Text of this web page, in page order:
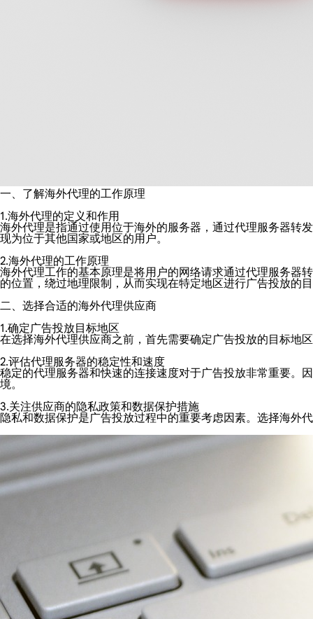
一、了解海外代理的工作原理
1.海外代理的定义和作用
海外代理是指通过使用位于海外的服务器，通过代理服务器转
现为位于其他国家或地区的用户。
2.海外代理的工作原理
海外代理工作的基本原理是将用户的网络请求通过代理服务器
的位置，绕过地理限制，从而实现在特定地区进行广告投放的
二、选择合适的海外代理供应商
1.确定广告投放目标地区
在选择海外代理供应商之前，首先需要确定广告投放的目标地
2.评估代理服务器的稳定性和速度
稳定的代理服务器和快速的连接速度对于广告投放非常重要。
境。
3.关注供应商的隐私政策和数据保护措施
隐私和数据保护是广告投放过程中的重要考虑因素。选择海外